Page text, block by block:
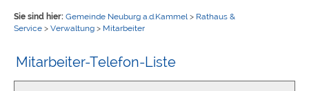
Sie sind hier: Gemeinde Neuburg a.d.Kammel > Rathaus &
Service> Verwaltung> Mitarbeiter
Mitarbeiter-Telefon-Liste